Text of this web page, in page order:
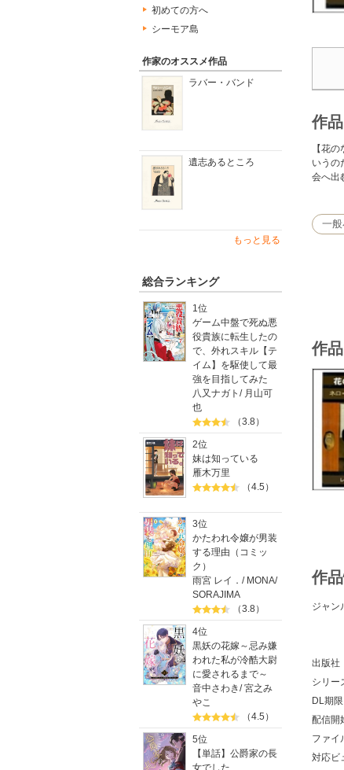
初めての方へ
シーモア島
作家のオススメ作品
ラバー・バンド
遺志あるところ
もっと見る
総合ランキング
1位
ゲーム中盤で死ぬ悪
役貴族に転生したの
で、外れスキル【テ
イム】を駆使して最
強を目指してみた
八又ナガト / 月山可
也
（3.8）
2位
妹は知っている
雁木万里
（4.5）
3位
かたわれ令嬢が男装
する理由（コミッ
ク）
雨宮 レイ． / MONA/
SORAJIMA
（3.8）
4位
黒妖の花嫁～忌み嫌
われた私が冷酷大尉
に愛されるまで～
音中さわき/宮之み
やこ
（4.5）
5位
【単話】公爵家の長
女でした
作
【花
いうの
会へ出
一般
作
作
ジャン
出版社
シリー
DL期限
配信開
ファイ
対応ビ